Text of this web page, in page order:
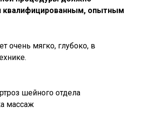
квалифицированным, опытным
очень мягко, глубоко, в